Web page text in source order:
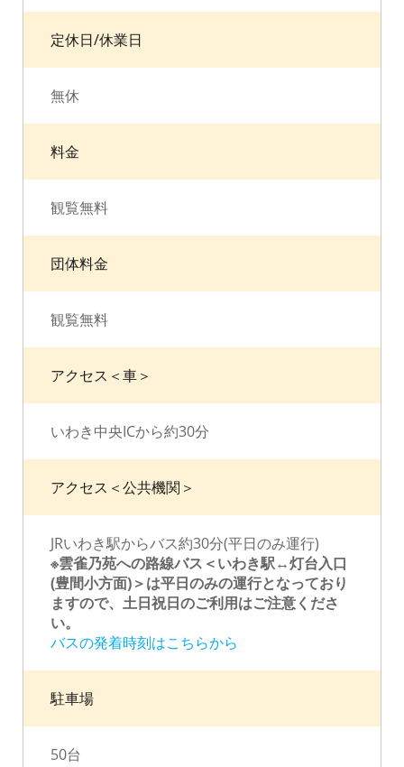
定休日/休業日
無休
料金
観覧無料
団体料金
観覧無料
アクセス＜車＞
いわき中央ICから約30分
アクセス＜公共機関＞
JRいわき駅からバス約30分(平日のみ運行)
※雲雀乃苑への路線バス＜いわき駅↔灯台入口
(豊間小方面)＞は平日のみの運行となっており
ますので、土日祝日のご利用はご注意くださ
い。
バスの発着時刻はこちらから
駐車場
50台